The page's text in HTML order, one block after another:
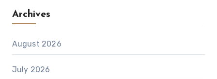
Archives
August 2026
July 2026